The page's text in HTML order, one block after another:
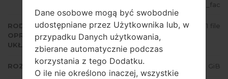
wfnw2q6_fac
RODZAJ
OPROGRAMOWANIA
UKŁADOWEGO
1 file
ROZMIAR PLIKU 1.42 GiB
Dane osobowe mogą być swobodnie
udostępniane przez Użytkownika lub, w
przypadku Danych użytkowania,
zbierane automatycznie podczas
korzystania z tego Dodatku.
O ile nie określono inaczej, wszystkie